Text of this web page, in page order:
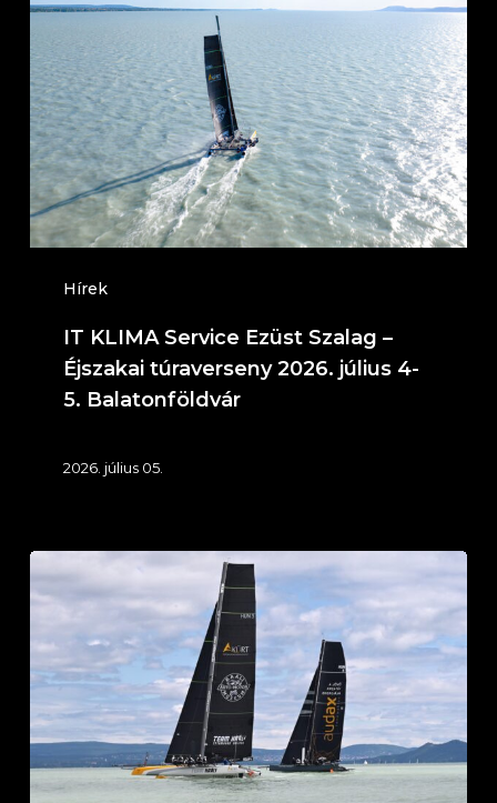
Hírek
KLIMA
Service
Ezüst
Szalag
–
Éjszakai
túraverseny
2026.
július
Balatonföldvár
IT KLIMA Service Ezüst Szalag –
Éjszakai túraverseny 2026. július 4-
5. Balatonföldvár
2026. július 05.
58.
Mihálkovics-
kupa
–
Sungrow
Nagydíj
2026.